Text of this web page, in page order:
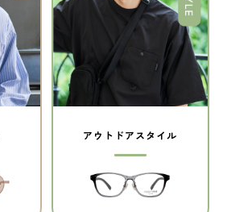
アウトドアスタイル